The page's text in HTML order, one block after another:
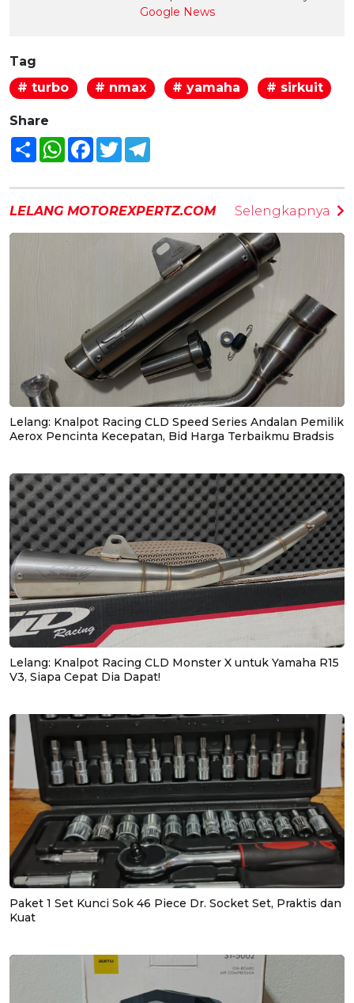
Google News
Tag
# turbo
# nmax # yamaha # sirkuit
Share
Share WhatsAppFacebook
Twitter
LELANG MOTOREXPERTZ.COM Selengkapnya
Lelang: Knalpot Racing CLD Speed Series Andalan Pemilik
Aerox Pencinta Kecepatan, Bid Harga Terbaikmu Bradsis
Lelang: Knalpot Racing CLD Monster X untuk Yamaha R15
V3, Siapa Cepat Dia Dapat!
Paket 1 Set Kunci Sok 46 Piece Dr. Socket Set, Praktis dan
Kuat